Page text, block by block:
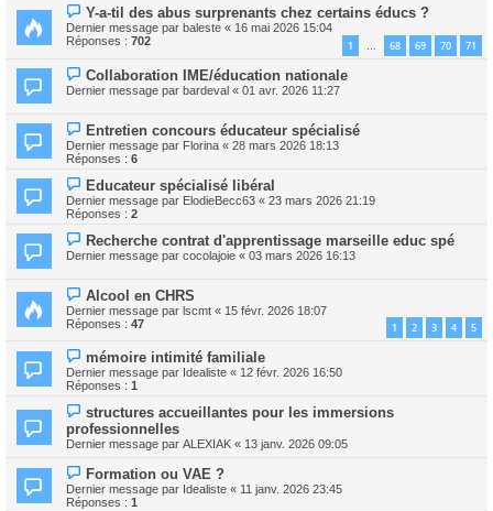
Y-a-til des abus surprenants chez certains éducs ?
Dernier message par baleste « 16 mai 2026 15:04
Réponses : 702 1 … 68 69 70 71
Collaboration IME/éducation nationale
Dernier message par bardeval « 01 avr. 2026 11:27
Entretien concours éducateur spécialisé
Dernier message par Florina « 28 mars 2026 18:13
Réponses : 6
Educateur spécialisé libéral
Dernier message par ElodieBecc63 « 23 mars 2026 21:19
Réponses : 2
Recherche contrat d'apprentissage marseille educ spé
Dernier message par cocolajoie « 03 mars 2026 16:13
Alcool en CHRS
Dernier message par lscmt « 15 févr. 2026 18:07
Réponses : 47 1 2 3 4 5
mémoire intimité familiale
Dernier message par Idealiste « 12 févr. 2026 16:50
Réponses : 1
structures accueillantes pour les immersions
professionnelles
Dernier message par ALEXIAK « 13 janv. 2026 09:05
Formation ou VAE ?
Dernier message par Idealiste « 11 janv. 2026 23:45
Réponses : 1